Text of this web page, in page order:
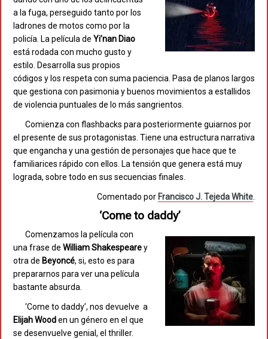
a la fuga, perseguido tanto por los
ladrones de motos como por la
policía. La película de Yi’nan Diao
está rodada con mucho gusto y
estilo. Desarrolla sus propios
códigos y los respeta con suma paciencia. Pasa de planos largos
que gestiona con pasimonia y buenos movimientos a estallidos
de violencia puntuales de lo más sangrientos.
Comienza con flashbacks para posteriormente guiarnos por
el presente de sus protagonistas. Tiene una estructura narrativa
que engancha y una gestión de personajes que hace que te
familiarices rápido con ellos. La tensión que genera está muy
lograda, sobre todo en sus secuencias finales.
Comentado por Francisco J. Tejeda White.
‘Come to daddy’
Comenzamos la película con
una frase de WilliamShakespearey
otra de Beyoncé, si, esto es para
prepararnos para ver una película
bastante absurda.
‘Come to daddy’, nos devuelve a
ElijahWooden un género en el que
se desenvuelve genial, el thriller.